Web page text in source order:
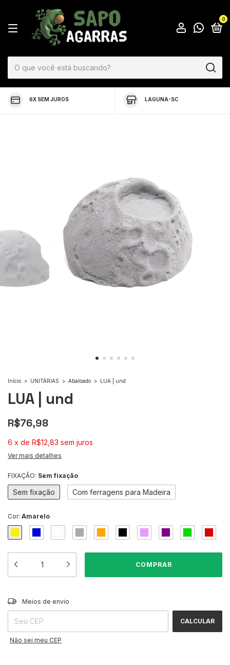
0
6X SEM JUROS LAGUNA-SC
Início > UNITÁRIAS > Abaloado > LUA | und
LUA | und
R$76,98
6 x de R$12,83 sem juros
Ver mais detalhes
FIXAÇÃO: Sem fixação
Sem fixação Com ferragens para Madeira
Cor: Amarelo
Entregas para o CEP:
Meios de envio
CALCULAR
Não sei meu CEP